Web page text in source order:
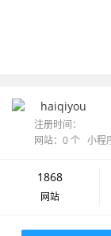
haiqiyou
注册时间：
网站：0 个 小程
1868
网站